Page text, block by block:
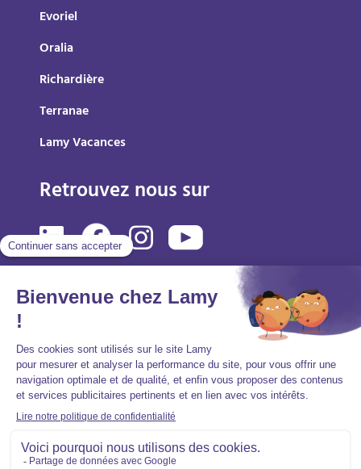
Evoriel
Oralia
Richardière
Terranae
Lamy Vacances
Retrouvez nous sur
Politique de protection des données personnelles
Accessibilité : partiellement conforme